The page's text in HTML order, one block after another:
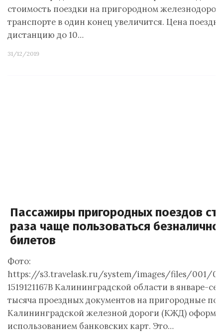
стоимость поездки на пригородном
транспорте в один конец увеличится. Цена
дистанцию до 10…
31/12/2019
Пассажиры пригородных поездов
раза чаще пользоваться
билетов
Фото:
https://s3.travelask.ru/system/images/files/001/
1519121167В Калининградской области в январе-
тысяча проездных документов на пригородные
Калининградской железной дороги (КЖД)
использованием банковских карт. Это…